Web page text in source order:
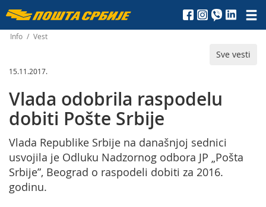
Пошта
Србије
д.о.о.
Info / Vest
Sve vesti
15.11.2017.
Vlada odobrila raspodelu
dobiti Pošte Srbije
Vlada Republike Srbije na današnjoj sednici
usvojila je Odluku Nadzornog odbora JP „Pošta
Srbije”, Beograd o raspodeli dobiti za 2016.
godinu.